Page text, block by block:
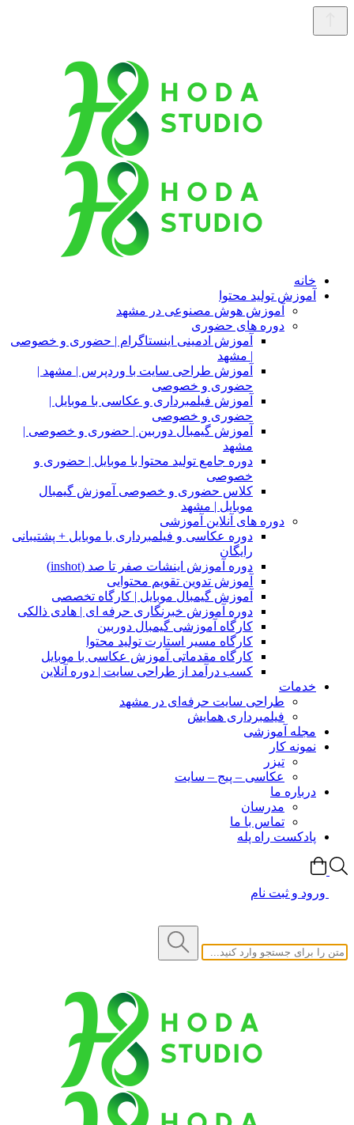
خانه
آموزش تولید محتوا
آموزش هوش مصنوعی در مشهد
دوره های حضوری
آموزش ادمینی اینستاگرام | حضوری و خصوصی
| مشهد
آموزش طراحی سایت با وردپرس | مشهد |
حضوری و خصوصی
آموزش فیلمبرداری و عکاسی با موبایل |
حضوری و خصوصی
آموزش گیمبال دوربین | حضوری و خصوصی |
مشهد
دوره جامع تولید محتوا با موبایل | حضوری و
خصوصی
کلاس حضوری و خصوصی آموزش گیمبال
موبایل | مشهد
دوره های آنلاین آموزشی
دوره عکاسی و فیلمبرداری با موبایل + پشتیبانی
رایگان
دوره آموزش اینشات صفر تا صد (inshot)
آموزش تدوین تقویم محتوایی
آموزش گیمبال موبایل | کارگاه تخصصی
دوره آموزش خبرنگاری حرفه ای | هادی ذالکی
کارگاه آموزشی گیمبال دوربین
کارگاه مسیر استارت تولید محتوا
کارگاه مقدماتی آموزش عکاسی با موبایل
کسب درآمد از طراحی سایت | دوره آنلاین
خدمات
طراحی سایت حرفه‌ای در مشهد
فیلمبرداری همایش
مجله آموزشی
نمونه کار
تیزر
عکاسی – پیج – سایت
درباره ما
مدرسان
تماس با ما
پادکست راه پله
ورود و ثبت نام